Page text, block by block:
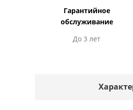
Гарантийное
обслуживание
До 3 лет